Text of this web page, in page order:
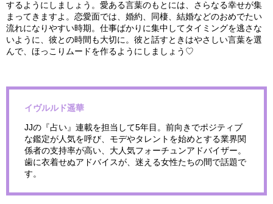
するようにしましょう。愛ある言葉のもとには、さらなる幸せが集
まってきますよ。恋愛面では、婚約、同棲、結婚などのおめでたい
流れになりやすい時期。仕事ばかりに集中してタイミングを逃さな
いように、彼との時間も大切に。彼と話すときはやさしい言葉を選
んで、ほっこりムードを作るようにしましょう♡
イヴルルド遥華
JJの『占い』連載を担当して5年目。前向きでポジティブ
な鑑定が人気を呼び、モデやタレントを始めとする業界関
係者の支持率が高い、大人気フォーチュンアドバイザー。
歯に衣着せぬアドバイスが、迷える女性たちの間で話題で
す。